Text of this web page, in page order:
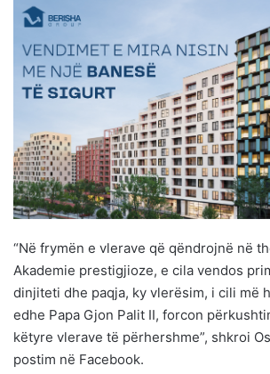
“Në frymën e vlerave që qëndrojnë në
Akademie prestigjioze, e cila vendos
dinjiteti dhe paqja, ky vlerësim, i cili më
edhe Papa Gjon Palit II, forcon
këtyre vlerave të përhershme”, shkroi
postim në Facebook.